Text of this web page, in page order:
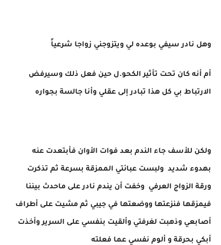
وهل نادر سيفي بوعده لي ويتزوجني زواجا شرعياً
أم أنه كان تحت تأثير الكحو.ل حين فعل ذلك وسيرفض
الارتباط بي كل هذا تبادر إلى عقلي وأنا جالسة بجواره
ولكن للأسف جاء الندم بعد فوات الأوان فأبتعدت عنه
بهدوء شديد ولبست عبائتي الممزقة بسرعة ثم تذكرت
ورقة الزواج العرفي وخفت أن يندم نادر على ماحدث بيننا
فيمزقها فنزعتها ووضعتها في جيبي ثم مشيت على أطراف
أصابعي وذهبت لغرفتي وألقيت بنفسي على السرير وأخذت
أبكي بحرقة و ألوم نفسي عما فعلته